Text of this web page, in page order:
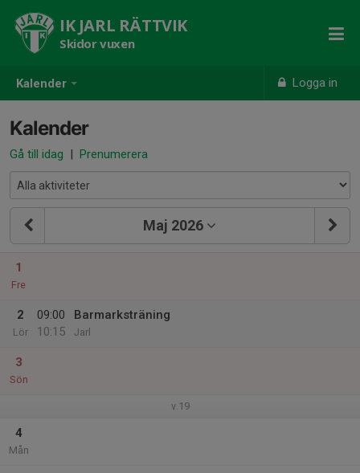
Kalender Logga in
IK JARL RÄTTVIK
Skidor vuxen
Kalender
Gå till idag | Prenumerera
Maj 2026
1
Fre
2
Lör
09:00
10:15
Barmarksträning
Jarl
3
Sön
v.19
4
Mån